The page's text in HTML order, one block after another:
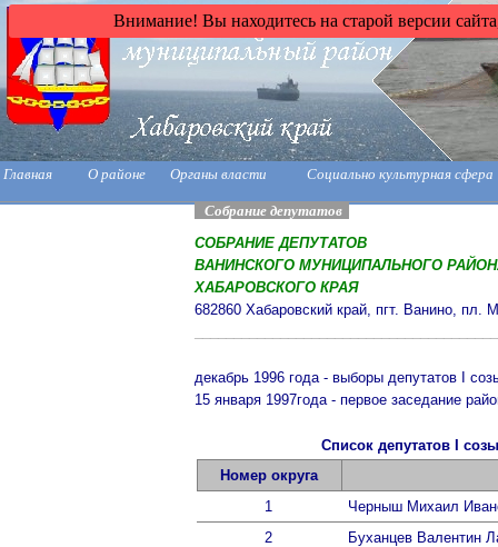
Внимание! Вы находитесь на старой версии
Главная О районе Органы власти Социально культурная сфера
Собрание депутатов
СОБРАНИЕ ДЕПУТАТОВ
ВАНИНСКОГО МУНИЦИПАЛЬНОГО
ХАБАРОВСКОГО КРАЯ
682860 Хабаровский край, пгт. Ванино, пл.
декабрь 1996 года - выборы депутатов
15 января 1997года - первое заседание
Список депутатов I
Номер округа
1
Черныш Михаил
2
Буханцев Валентин